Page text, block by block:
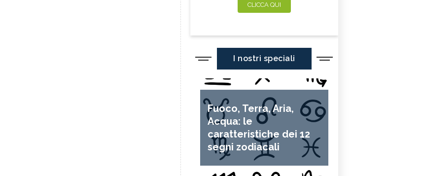
CLICCA QUI
I nostri speciali
Fuoco, Terra, Aria,
Acqua: le
caratteristiche dei 12
segni zodiacali